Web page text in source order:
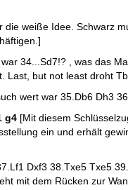
die weiße Idee. Schwarz
34...Sd7!? , was das
Last, but not least droht
wert war 35.Db6 Dh3
g4 [Mit diesem
ein und erhält
Dxf3 38.Txe5 Txe5
mit dem Rücken zur